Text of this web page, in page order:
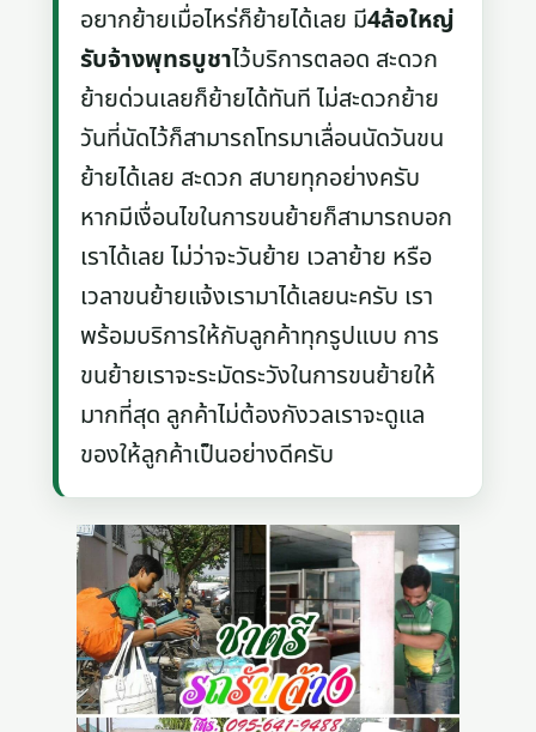
อยากย้ายเมื่อไหร่ก็ย้ายได้เลย มี4ล้อใหญ่
รับจ้างพุทธบูชาไว้บริการตลอด สะดวก
ย้ายด่วนเลยก็ย้ายได้ทันที ไม่สะดวกย้าย
วันที่นัดไว้ก็สามารถโทรมาเลื่อนนัดวันขน
ย้ายได้เลย สะดวก สบายทุกอย่างครับ
หากมีเงื่อนไขในการขนย้ายก็สามารถบอก
เราได้เลย ไม่ว่าจะวันย้าย เวลาย้าย หรือ
เวลาขนย้ายแจ้งเรามาได้เลยนะครับ เรา
พร้อมบริการให้กับลูกค้าทุกรูปแบบ การ
ขนย้ายเราจะระมัดระวังในการขนย้ายให้
มากที่สุด ลูกค้าไม่ต้องกังวลเราจะดูแล
ของให้ลูกค้าเป็นอย่างดีครับ